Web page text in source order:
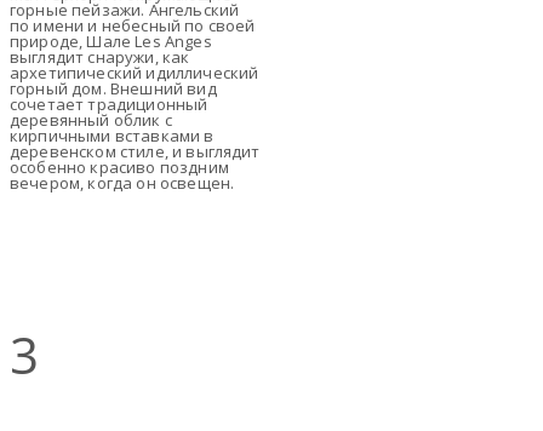
горные пейзажи. Ангельский
по имени и небесный по своей
природе, Шале Les Anges
выглядит снаружи, как
архетипический идиллический
горный дом. Внешний вид
сочетает традиционный
деревянный облик с
кирпичными вставками в
деревенском стиле, и выглядит
особенно красиво поздним
вечером, когда он освещен.
3